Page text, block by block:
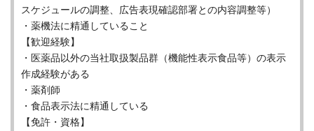
スケジュールの調整、広告表現確認部署との内容調整等）
・薬機法に精通していること
【歓迎経験】
・医薬品以外の当社取扱製品群（機能性表示食品等）の表示
作成経験がある
・薬剤師
・食品表示法に精通している
【免許・資格】